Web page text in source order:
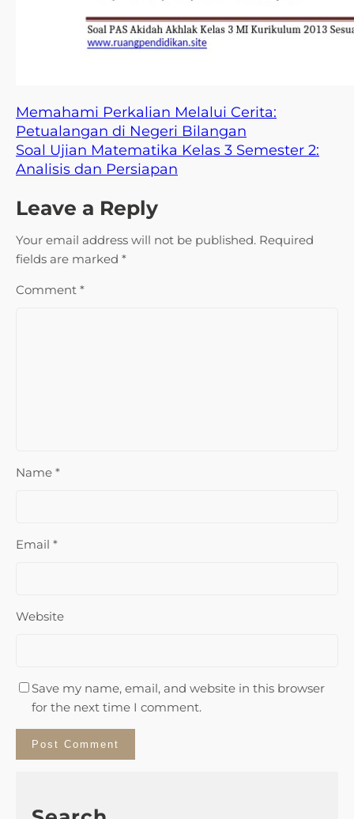
Memahami Perkalian Melalui Cerita:
Petualangan di Negeri Bilangan
Soal Ujian Matematika Kelas 3 Semester 2:
Analisis dan Persiapan
Leave a Reply
Your email address will not be published. Required
fields are marked *
Comment *
Name *
Email *
Website
Save my name, email, and website in this browser
for the next time I comment.